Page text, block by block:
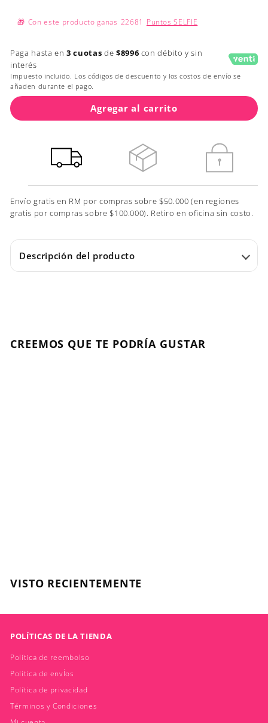
🎁 Con este producto ganas 22681 Puntos SELFIE
Paga hasta en3 cuotas de $8996 con débito y sin
interés
Impuesto incluido. Los códigos de descuento y los costos de envío se
añaden durante el pago.
Agregar al carrito
Envío gratis en RM por compras sobre $50.000 (en regiones
gratis por compras sobre $100.000). Retiro en oficina sin costo.
Descripción del producto
CREEMOS QUE TE PODRÍA GUSTAR
9
VISTO RECIENTEMENTE
POLÍTICAS DE LA TIENDA
Política de reembolso
Politica de envÍos
Política de privacidad
Términos y Condiciones